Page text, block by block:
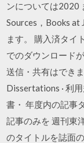
ンについては2020
Sources，Books at
ます。 購入済タイ
でのダウンロード
送信・共有はでき
Dissertations · 利
書・ 年度内の記事
記事のみを 週刊東
のタイトルを誌面